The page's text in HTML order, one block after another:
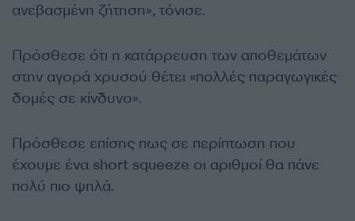
ανεβασμένη ζήτηση», τόνισε.
Πρόσθεσε ότι η κατάρρευση των αποθεμάτων
στην αγορά χρυσού θέτει «πολλές παραγωγικές
δομές σε κίνδυνο».
Πρόσθεσε επίσης πως σε περίπτωση που
έχουμε ένα short squeeze οι αριθμοί θα πάνε
πολύ πιο ψηλά.